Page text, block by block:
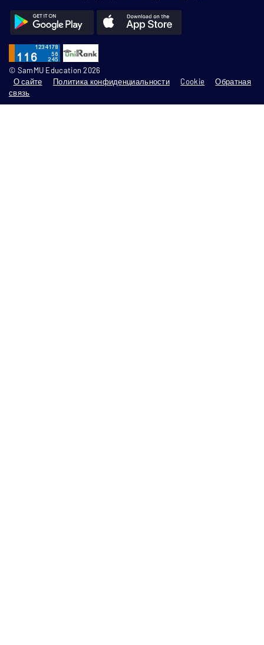
© SamMU Education 2026
О сайте
Политика конфиденциальности Cookie
Обратная
связь